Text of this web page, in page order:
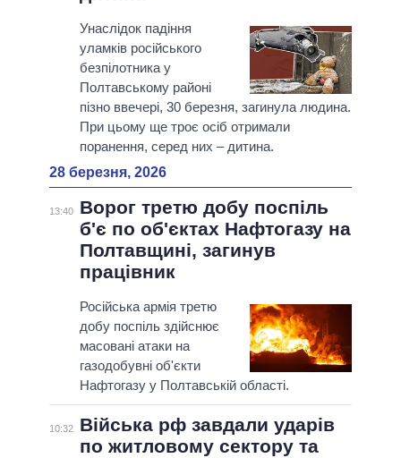
Унаслідок падіння
уламків російського
безпілотника у
Полтавському районі
пізно ввечері, 30 березня, загинула людина.
При цьому ще троє осіб отримали
поранення, серед них – дитина.
28 березня, 2026
13:40
Ворог третю добу поспіль
б'є по об'єктах Нафтогазу на
Полтавщині, загинув
працівник
Російська армія третю
добу поспіль здійснює
масовані атаки на
газодобувні об'єкти
Нафтогазу у Полтавській області.
10:32
Війська рф завдали ударів
по житловому сектору та